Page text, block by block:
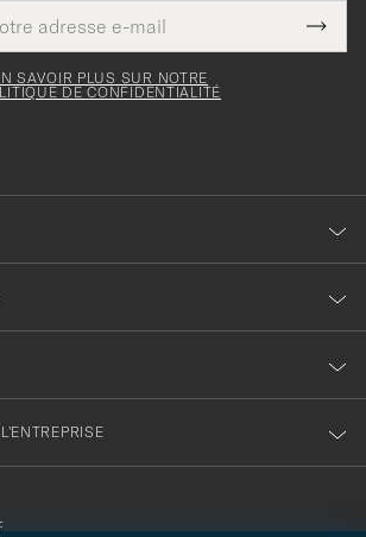
SAVOIR PLUS SUR NOTRE
DE CONFIDENTIALITÉ